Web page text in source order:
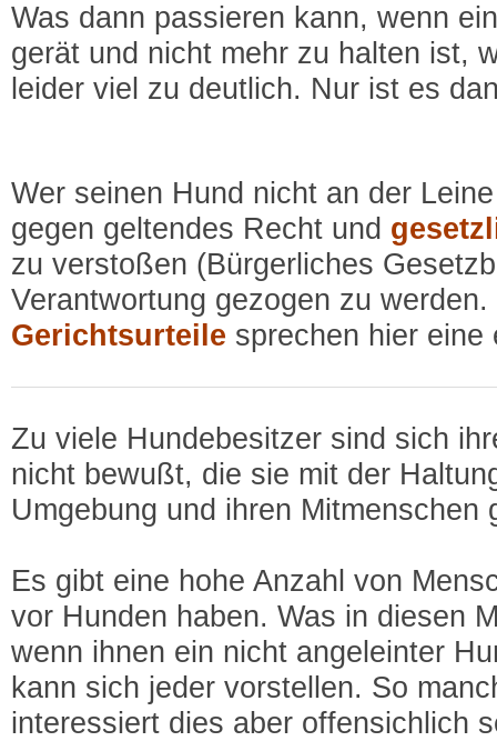
Was dann passieren kann, wenn
gerät und nicht mehr zu halten ist,
leider viel zu deutlich. Nur ist es
Wer seinen Hund nicht an der
gegen geltendes Recht und
zu verstoßen (Bürgerliches
Verantwortung gezogen zu
Gerichtsurteile sprechen hier eine
Zu viele Hundebesitzer sind sich
nicht bewußt, die sie mit der
Umgebung und ihren Mitmenschen
Es gibt eine hohe Anzahl von
vor Hunden haben. Was in diesen
wenn ihnen ein nicht angeleinter
kann sich jeder vorstellen. So
interessiert dies aber offensichlich